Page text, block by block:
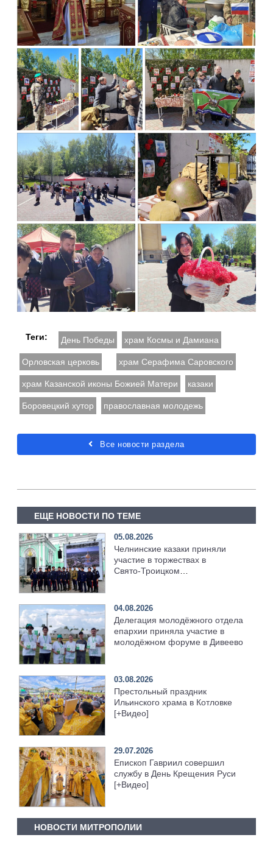
Теги: День Победы храм Космы и Дамиана
Орловская церковь храм Серафима Саровского
храм Казанской иконы Божией Матери казаки
Боровецкий хутор православная молодежь
Все новости раздела
ЕЩЕ НОВОСТИ ПО ТЕМЕ
05.08.2026
Челнинские казаки приняли
участие в торжествах в
Свято‑Троицком
04.08.2026
Делегация молодёжного отдела
епархии приняла участие в
молодёжном форуме в Дивеево
03.08.2026
Престольный праздник
Ильинского храма в Котловке
[+Видео]
29.07.2026
Епископ Гавриил совершил
службу в День Крещения Руси
[+Видео]
НОВОСТИ МИТРОПОЛИИ